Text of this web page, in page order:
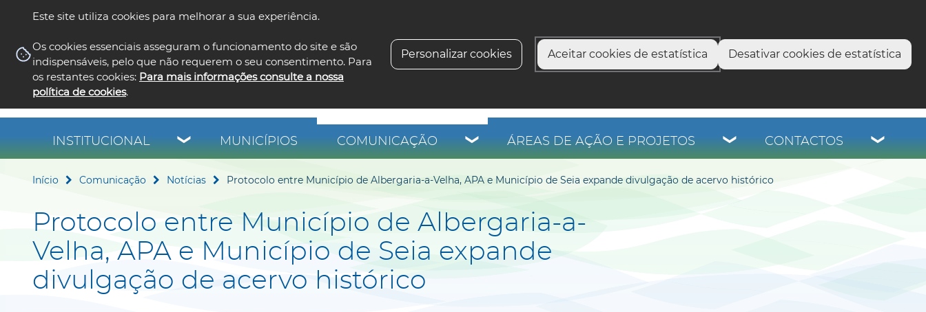
Este site utiliza cookies para melhorar a sua experiência.
Os cookies essenciais asseguram o funcionamento do site e são
indispensáveis, pelo que não requerem o seu consentimento. Para
os restantes cookies: Para mais informações consulte a nossa
política de cookies.
Personalizar cookies Aceitar cookies de estatística Desativar cookies de estatística
INSTITUCIONAL MUNICÍPIOS COMUNICAÇÃO ÁREAS DE AÇÃO E PROJETOS CONTACTOS
Início Comunicação Notícias Protocolo entre Município de Albergaria-a-Velha, APA e Município de Seia expande divulgação de acervo histórico
Protocolo entre Município de Albergaria-a-
Velha, APA e Município de Seia expande
divulgação de acervo histórico